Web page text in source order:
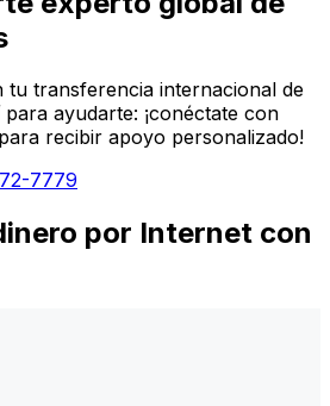
tu transferencia internacional de
ayudarte: ¡conéctate con
recibir apoyo personalizado!
7779
por Internet con